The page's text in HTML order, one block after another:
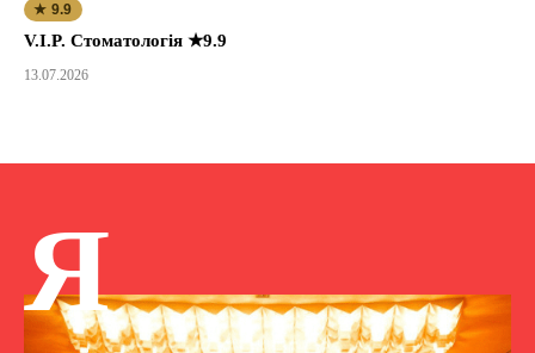
★ 9.9
V.I.P. Стоматологія ★9.9
13.07.2026
Я